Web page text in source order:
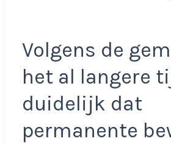
Volgens de
het al langere
duidelijk dat
permanente